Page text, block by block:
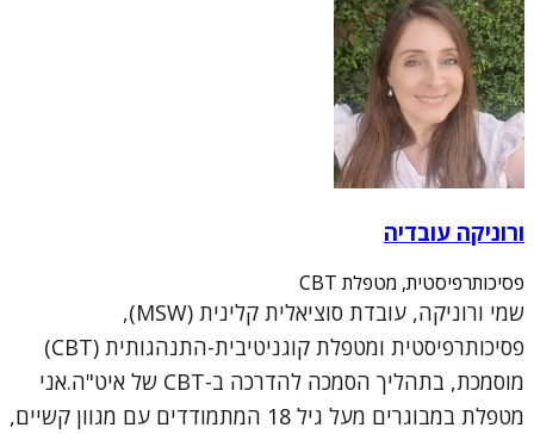
ורוניקה עובדיה
פסיכותרפיסטית, מטפלת CBT
שמי ורוניקה, עובדת סוציאלית קלינית (MSW),
פסיכותרפיסטית ומטפלת קוגניטיבית-התנהגותית (CBT)
מוסמכת, בתהליך הסמכה להדרכה ב-CBT של איט"ה.אני
מטפלת במבוגרים מעל גיל 18 המתמודדים עם מגוון קשיים,